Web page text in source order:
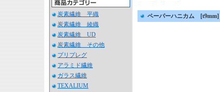
炭素繊維 平織
炭素繊維 綾織
炭素繊維 UD
炭素繊維 その他
プリプレグ
アラミド繊維
ガラス繊維
TEXALIUM
ペーパーハニカム [t9mm]